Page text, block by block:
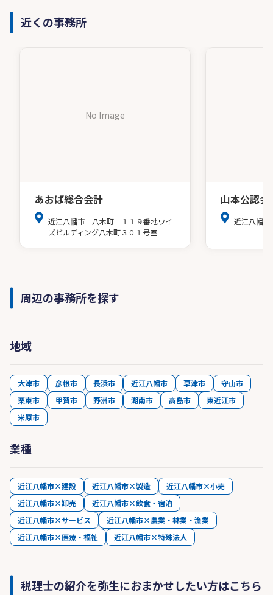
近くの事務所
No Image
あおば総合会計
近江八幡市 八木町 １１９番地ワイ
ズビルディング八木町３０１号室
山本公認
近江八幡市
周辺の事務所を探す
地域
大津市 彦根市 長浜市 近江八幡市 草津市
守山市
栗東市
甲賀市 野洲市 湖南市 高島市
東近江市
米原市
業種
近江八幡市×建設 近江八幡市×製造
近江八幡市×小売
近江八幡市×卸売
近江八幡市×飲食・宿泊
近江八幡市×サービス
近江八幡市×農業・林業・漁業
近江八幡市×医療・福祉
近江八幡市×特殊法人
税理士の紹介を弥生におまかせしたい方はこちら